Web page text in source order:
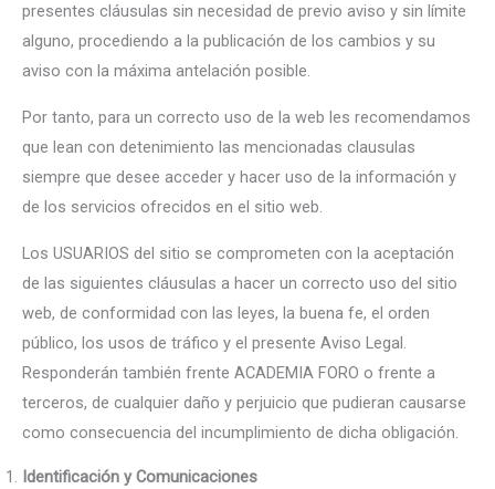
presentes cláusulas sin necesidad de previo aviso y sin límite
alguno, procediendo a la publicación de los cambios y su
aviso con la máxima antelación posible.
Por tanto, para un correcto uso de la web les recomendamos
que lean con detenimiento las mencionadas clausulas
siempre que desee acceder y hacer uso de la información y
de los servicios ofrecidos en el sitio web.
Los USUARIOS del sitio se comprometen con la aceptación
de las siguientes cláusulas a hacer un correcto uso del sitio
web, de conformidad con las leyes, la buena fe, el orden
público, los usos de tráfico y el presente Aviso Legal.
Responderán también frente ACADEMIA FORO o frente a
terceros, de cualquier daño y perjuicio que pudieran causarse
como consecuencia del incumplimiento de dicha obligación.
Identificación y Comunicaciones